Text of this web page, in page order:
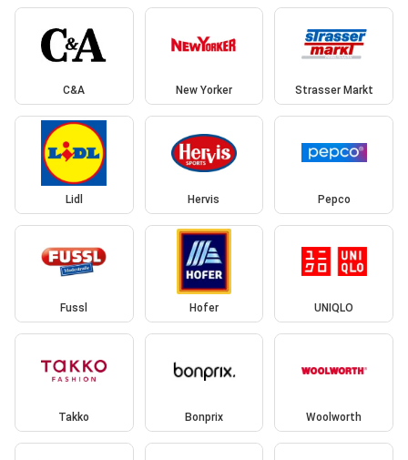
C&A New Yorker Strasser Markt
Lidl Hervis Pepco
Fussl Hofer UNIQLO
Takko Bonprix Woolworth